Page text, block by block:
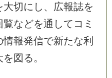
大切にし、広報誌を
覧などを通してコミ
情報発信で新たな利
図る。